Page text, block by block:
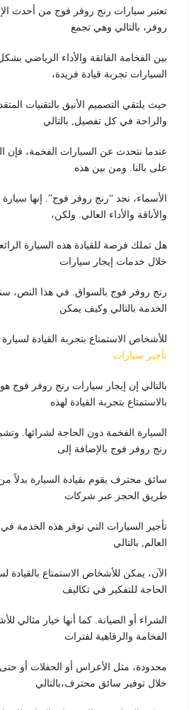
تعتبر سيارات رنج روفر فوج من أحدث
روفر، بالتالي وهي تجمع
بين الفخامة الفائقة والأداء الرياضي
السيارات تجربة قيادة فريدة،
حيث يلتقي التصميم الأنيق بالتقنيات
والراحة في كل تفصيل, بالتالي
عندما نتحدث عن السيارات الفخمة، فإن
على بالنا. ومن بين هذه
الأسماء، نجد “رنج روفر فوج”. إنها سيارة
والأناقة والأداء العالي. ولكن،
هل تملك فرصة للقيادة هذه السيارة
خلال خدمات إيجار سيارات
رنج روفر فوج بالسواق. في هذا النص،
الخدمة بالتالي وكيف يمكن
للأشخاص الاستمتاع بتجربة القيادة
تأجير سيارات
بالتالي إن إيجار سيارات رنج روفر
بالاستمتاع بتجربة القيادة لهذه
السيارة الفخمة دون الحاجة لشرائها.
رنج روفر فوج بالإضافة إلى
سائق محترف يقوم بقيادة السيارة بدلاً
طريق الحجز عبر شركات
تأجير السيارات التي توفر هذه الخدمة
العالم, بالتالي
الآن، يمكن للأشخاص الاستمتاع
الحاجة للتفكير في تكاليف
الشراء أو الصيانة. كما أنها خيار مثالي
الفخامة والرفاهية لفترات
محدودة، مثل الأعراس أو الحفلات أو
خلال توفير سائق محترف،بالتالي